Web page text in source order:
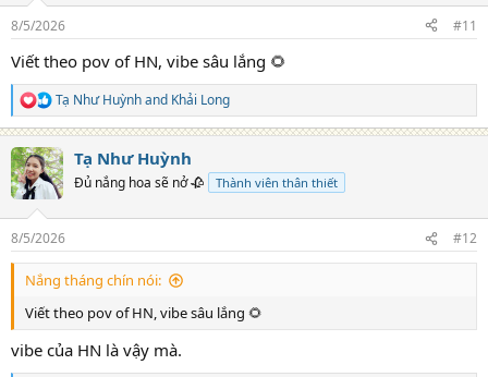
s
8/5/2026 #11
Viết theo pov of HN, vibe sâu lắng 🌻
R
e
a
c
t
i
s
:
Tạ Như Huỳnhand Khải Long
Tạ Như Huỳnh
Đủ nắng hoa sẽ nở 🥀 Thành viên thân thiết
8/5/2026 #12
Nắng tháng chín nói:
Viết theo pov of HN, vibe sâu lắng 🌻
vibe của HN là vậy mà.